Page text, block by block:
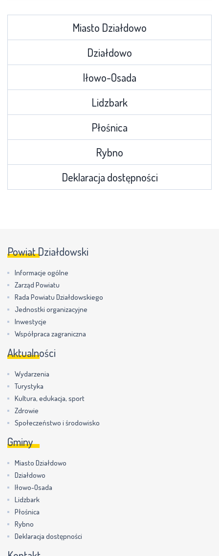
Miasto Działdowo
Działdowo
Iłowo-Osada
Lidzbark
Płośnica
Rybno
Deklaracja dostępności
Powiat Działdowski
Informacje ogólne
Zarząd Powiatu
Rada Powiatu Działdowskiego
Jednostki organizacyjne
Inwestycje
Współpraca zagraniczna
Aktualności
Wydarzenia
Turystyka
Kultura, edukacja, sport
Zdrowie
Społeczeństwo i środowisko
Gminy
Miasto Działdowo
Działdowo
Iłowo-Osada
Lidzbark
Płośnica
Rybno
Deklaracja dostępności